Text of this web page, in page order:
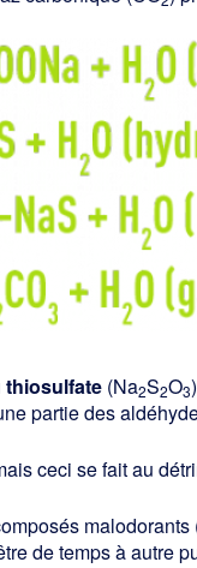
thiosulfate (Na2S2O3
partie des
ceci se fait au
malodorants
de temps à autre